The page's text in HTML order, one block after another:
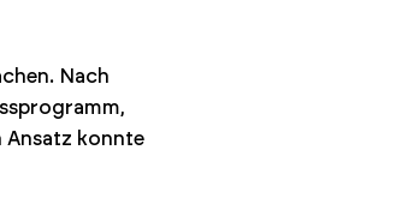
Nach
Ansatz konnte